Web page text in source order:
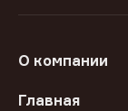
О компании
Главная